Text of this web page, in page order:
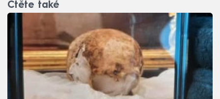
Čtěte také